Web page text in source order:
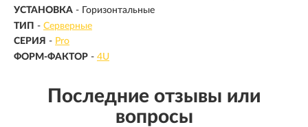
УСТАНОВКА - Горизонтальные
ТИП - Серверные
СЕРИЯ - Pro
ФОРМ-ФАКТОР - 4U
Последние отзывы или
вопросы